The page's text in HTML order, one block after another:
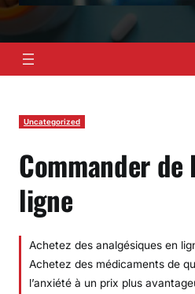
Uncategorized
Commander de
ligne
Achetez des analgésiques en
Achetez des médicaments de
l’anxiété à un prix plus